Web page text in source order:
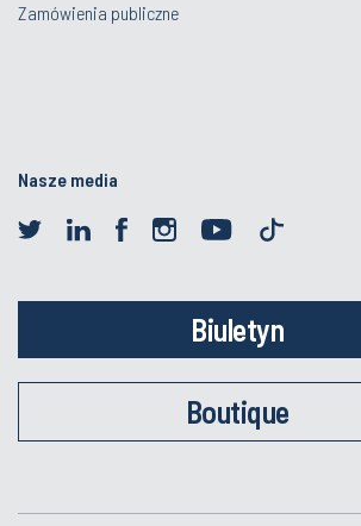
Zamówienia publiczne
Nasze media
Biuletyn
Boutique